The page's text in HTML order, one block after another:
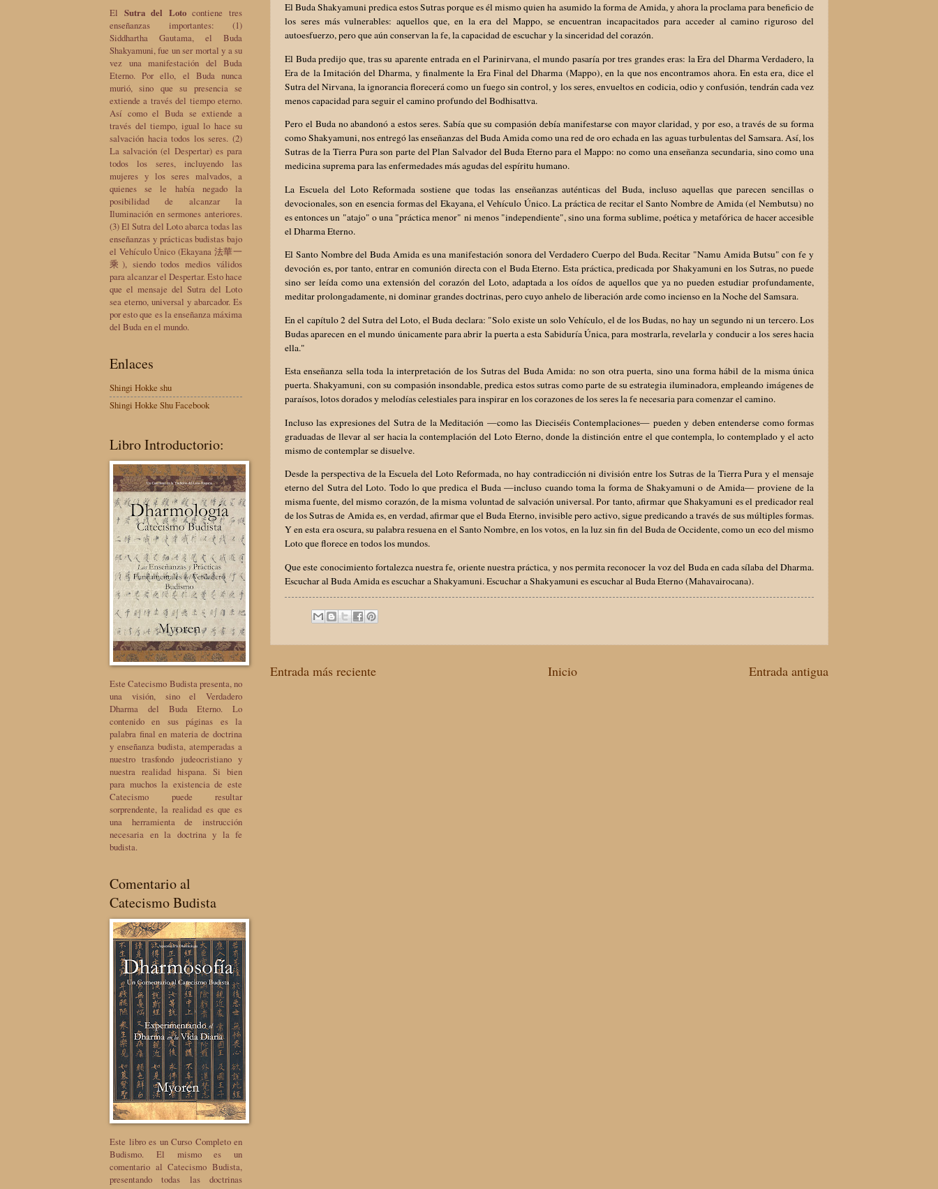
El Buda Shakyamuni predica estos Sutras porque es él mismo quien ha asumido la forma de Amida, y ahora la proclama para beneficio de
los seres más vulnerables: aquellos que, en la era del Mappo, se encuentran incapacitados para acceder al camino riguroso del
autoesfuerzo, pero que aún conservan la fe, la capacidad de escuchar y la sinceridad del corazón.
El Buda predijo que, tras su aparente entrada en el Parinirvana, el mundo pasaría por tres grandes eras: la Era del Dharma Verdadero, la
Era de la Imitación del Dharma, y finalmente la Era Final del Dharma (Mappo), en la que nos encontramos ahora. En esta era, dice el
Sutra del Nirvana, la ignorancia florecerá como un fuego sin control, y los seres, envueltos en codicia, odio y confusión, tendrán cada vez
menos capacidad para seguir el camino profundo del Bodhisattva.
Pero el Buda no abandonó a estos seres. Sabía que su compasión debía manifestarse con mayor claridad, y por eso, a través de su forma
como Shakyamuni, nos entregó las enseñanzas del Buda Amida como una red de oro echada en las aguas turbulentas del Samsara. Así, los
Sutras de la Tierra Pura son parte del Plan Salvador del Buda Eterno para el Mappo: no como una enseñanza secundaria, sino como una
medicina suprema para las enfermedades más agudas del espíritu humano.
La Escuela del Loto Reformada sostiene que todas las enseñanzas auténticas del Buda, incluso aquellas que parecen sencillas o
devocionales, son en esencia formas del Ekayana, el Vehículo Único. La práctica de recitar el Santo Nombre de Amida (el Nembutsu) no
es entonces un "atajo" o una "práctica menor" ni menos "independiente", sino una forma sublime, poética y metafórica de hacer accesible
el Dharma Eterno.
El Santo Nombre del Buda Amida es una manifestación sonora del Verdadero Cuerpo del Buda. Recitar "Namu Amida Butsu" con fe y
devoción es, por tanto, entrar en comunión directa con el Buda Eterno. Esta práctica, predicada por Shakyamuni en los Sutras, no puede
sino ser leída como una extensión del corazón del Loto, adaptada a los oídos de aquellos que ya no pueden estudiar profundamente,
meditar prolongadamente, ni dominar grandes doctrinas, pero cuyo anhelo de liberación arde como incienso en la Noche del Samsara.
En el capítulo 2 del Sutra del Loto, el Buda declara: "Solo existe un solo Vehículo, el de los Budas, no hay un segundo ni un tercero. Los
Budas aparecen en el mundo únicamente para abrir la puerta a esta Sabiduría Única, para mostrarla, revelarla y conducir a los seres hacia
ella."
Esta enseñanza sella toda la interpretación de los Sutras del Buda Amida: no son otra puerta, sino una forma hábil de la misma única
puerta. Shakyamuni, con su compasión insondable, predica estos sutras como parte de su estrategia iluminadora, empleando imágenes de
paraísos, lotos dorados y melodías celestiales para inspirar en los corazones de los seres la fe necesaria para comenzar el camino.
Incluso las expresiones del Sutra de la Meditación —como las Dieciséis Contemplaciones— pueden y deben entenderse como formas
graduadas de llevar al ser hacia la contemplación del Loto Eterno, donde la distinción entre el que contempla, lo contemplado y el acto
mismo de contemplar se disuelve.
Desde la perspectiva de la Escuela del Loto Reformada, no hay contradicción ni división entre los Sutras de la Tierra Pura y el mensaje
eterno del Sutra del Loto. Todo lo que predica el Buda —incluso cuando toma la forma de Shakyamuni o de Amida— proviene de la
misma fuente, del mismo corazón, de la misma voluntad de salvación universal. Por tanto, afirmar que Shakyamuni es el predicador real
de los Sutras de Amida es, en verdad, afirmar que el Buda Eterno, invisible pero activo, sigue predicando a través de sus múltiples formas.
Y en esta era oscura, su palabra resuena en el Santo Nombre, en los votos, en la luz sin fin del Buda de Occidente, como un eco del mismo
Loto que florece en todos los mundos.
Que este conocimiento fortalezca nuestra fe, oriente nuestra práctica, y nos permita reconocer la voz del Buda en cada sílaba del Dharma.
Escuchar al Buda Amida es escuchar a Shakyamuni. Escuchar a Shakyamuni es escuchar al Buda Eterno (Mahavairocana).
Entrada más reciente Entrada antigua
Inicio
El Sutra del Lotocontiene tres
enseñanzas importantes: (1)
Siddhartha Gautama, el Buda
Shakyamuni, fue un ser mortal y a su
vez una manifestación del Buda
Eterno. Por ello, el Buda nunca
murió, sino que su presencia se
extiende a través del tiempo eterno.
Así como el Buda se extiende a
través del tiempo, igual lo hace su
salvación hacia todos los seres. (2)
La salvación (el Despertar) es para
todos los seres, incluyendo las
mujeres y los seres malvados, a
quienes se le había negado la
posibilidad de alcanzar la
Iluminación en sermones anteriores.
(3) El Sutra del Loto abarca todas las
enseñanzas y prácticas budistas bajo
el Vehículo Único (Ekayana 法華一
乘), siendo todos medios válidos
para alcanzar el Despertar. Esto hace
que el mensaje del Sutra del Loto
sea eterno, universal y abarcador. Es
por esto que es la enseñanza máxima
del Buda en el mundo.
Enlaces
Shingi Hokke shu
Shingi Hokke Shu Facebook
Libro Introductorio:
Este Catecismo Budista presenta, no
una visión, sino el Verdadero
Dharma del Buda Eterno. Lo
contenido en sus páginas es la
palabra final en materia de doctrina
y enseñanza budista, atemperadas a
nuestro trasfondo judeocristiano y
nuestra realidad hispana. Si bien
para muchos la existencia de este
Catecismo puede resultar
sorprendente, la realidad es que es
una herramienta de instrucción
necesaria en la doctrina y la fe
budista.
Comentario al
Catecismo Budista
Este libro es un Curso Completo en
Budismo. El mismo es un
comentario al Catecismo Budista,
presentando todas las doctrinas